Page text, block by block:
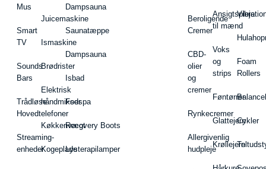
Mus
Smart
TV
Sounds
Bars
Trådløse
Hovedtelefoner
Streaming-
enheder
Juicemaskine
Ismaskine
Brødrister
Elektrisk
håndmikser
Køkkenvægt
Kogeplade
Dampsauna
Saunatæppe
Dampsauna
Isbad
Fodspa
Recovery Boots
Lysterapilamper
Beroligende
Cremer
CBD-
olier
og
cremer
Rynkecremer
Allergivenlig
hudpleje
Ansigtspleje
til mænd
Voks
og
strips
Føntørrer
Glattejern
Krøllejern
Foam
Rollers
Cykler